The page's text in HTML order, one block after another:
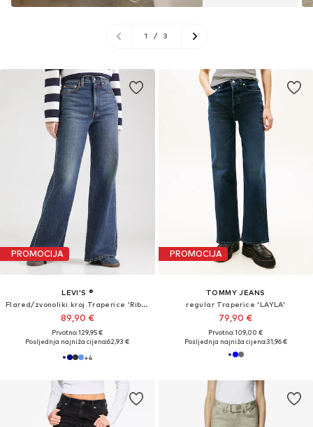
PROMOCIJA
LEVI'S ®
Flared/zvonoliki kroj Traperice 'Ribcage Bells'
89,90 €
Prvotno: 129,95 €
Posljednja najniža cijena:62,93 €
+4
PROMOCIJA
TOMMY JEANS
regular Traperice 'LAYLA'
79,90 €
Prvotno: 109,00 €
Posljednja najniža cijena:31,96 €
1 / 3